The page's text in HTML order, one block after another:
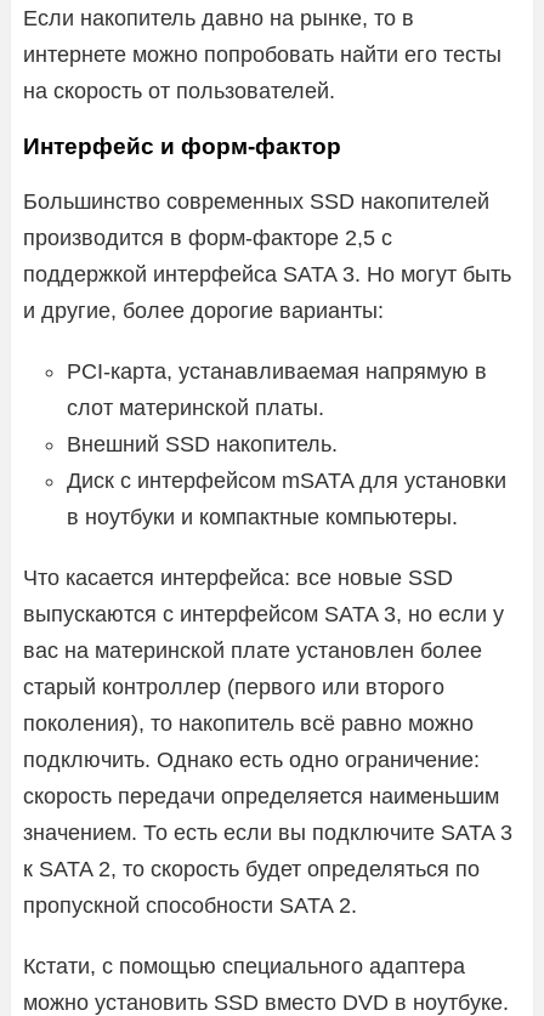
Если накопитель давно на рынке, то в
интернете можно попробовать найти его тесты
на скорость от пользователей.
Интерфейс и форм-фактор
Большинство современных SSD накопителей
производится в форм-факторе 2,5 с
поддержкой интерфейса SATA 3. Но могут быть
и другие, более дорогие варианты:
PCI-карта, устанавливаемая напрямую в
слот материнской платы.
Внешний SSD накопитель.
Диск с интерфейсом mSATA для установки
в ноутбуки и компактные компьютеры.
Что касается интерфейса: все новые SSD
выпускаются с интерфейсом SATA 3, но если у
вас на материнской плате установлен более
старый контроллер (первого или второго
поколения), то накопитель всё равно можно
подключить. Однако есть одно ограничение:
скорость передачи определяется наименьшим
значением. То есть если вы подключите SATA 3
к SATA 2, то скорость будет определяться по
пропускной способности SATA 2.
Кстати, с помощью специального адаптера
можно установить SSD вместо DVD в ноутбуке.